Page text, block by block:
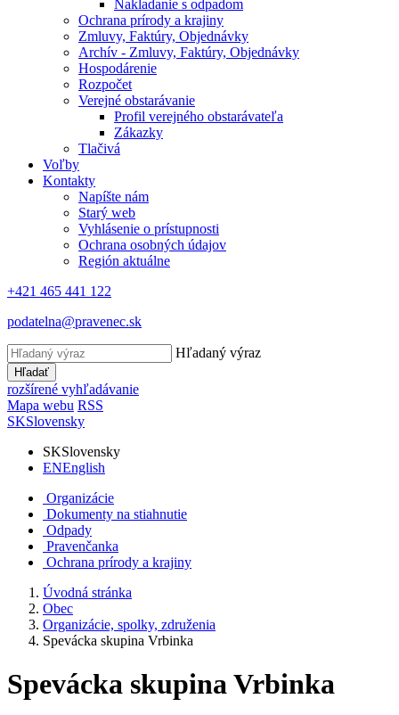
Nakladanie s odpadom
Ochrana prírody a krajiny
Zmluvy, Faktúry, Objednávky
Archív - Zmluvy, Faktúry, Objednávky
Hospodárenie
Rozpočet
Verejné obstarávanie
Profil verejného obstarávateľa
Zákazky
Tlačivá
Voľby
Kontakty
Napíšte nám
Starý web
Vyhlásenie o prístupnosti
Ochrana osobných údajov
Región aktuálne
+421 465 441 122
podatelna@pravenec.sk
Hľadaný výraz
Hľadať
rozšírené vyhľadávanie
Mapa webu RSS
SKSlovensky
SKSlovensky
ENEnglish
Organizácie
Dokumenty na stiahnutie
Odpady
Pravenčanka
Ochrana prírody a krajiny
Úvodná stránka
Obec
Organizácie, spolky, združenia
Spevácka skupina Vrbinka
Spevácka skupina Vrbinka